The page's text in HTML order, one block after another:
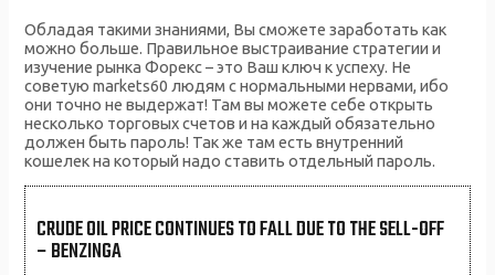
Обладая такими знаниями, Вы сможете заработать как
можно больше. Правильное выстраивание стратегии и
изучение рынка Форекс – это Ваш ключ к успеху. Не
советую markets60 людям с нормальными нервами, ибо
они точно не выдержат! Там вы можете себе открыть
несколько торговых счетов и на каждый обязательно
должен быть пароль! Так же там есть внутренний
кошелек на который надо ставить отдельный пароль.
CRUDE OIL PRICE CONTINUES TO FALL DUE TO THE SELL-OFF
– BENZINGA